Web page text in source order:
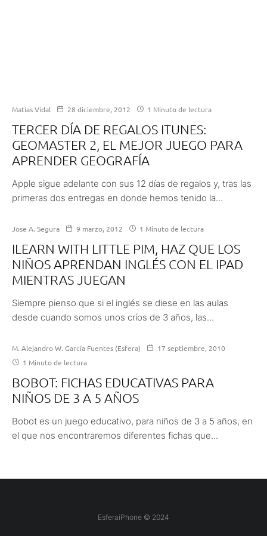
Matías Vidal 28 diciembre, 2012 1 Minuto de lectura
TERCER DÍA DE REGALOS ITUNES:
GEOMASTER 2, EL MEJOR JUEGO PARA
APRENDER GEOGRAFÍA
Apple sigue adelante con sus 12 días de regalos y, tras las
primeras dos entregas en donde hemos tenido la...
Jose A. Segura 9 marzo, 2012 1 Minuto de lectura
ILEARN WITH LITTLE PIM, HAZ QUE LOS
NIÑOS APRENDAN INGLÉS CON EL IPAD
MIENTRAS JUEGAN
Siempre pienso que si el inglés se diese en las aulas
desde cuando somos unos críos de 3 años, las...
M. Alejandro W. García Fuentes (Esfera)
17 septiembre, 2010
1 Minuto de lectura
BOBOT: FICHAS EDUCATIVAS PARA
NIÑOS DE 3 A 5 AÑOS
Bobot es un juego educativo, para niños de 3 a 5 años, en
el que nos encontraremos diferentes fichas que...
EsferaiPhone © 2024